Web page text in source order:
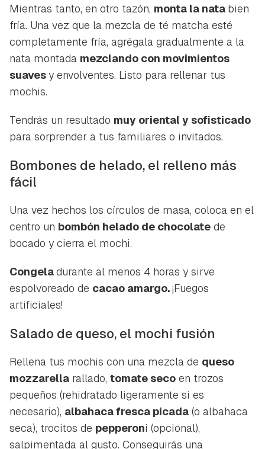
Mientras tanto, en otro tazón, monta la nata bien
fría. Una vez que la mezcla de té matcha esté
completamente fría, agrégala gradualmente a la
nata montada mezclando con movimientos
suavesy envolventes. Listo para rellenar tus
mochis.
Tendrás un resultado muy oriental y sofisticado
para sorprender a tus familiares o invitados.
Bombones de helado, el relleno más
fácil
Una vez hechos los círculos de masa, coloca en el
centro un bombón helado de chocolate de
bocado y cierra el mochi.
Congeladurante al menos 4 horas y sirve
espolvoreado de cacao amargo.¡Fuegos
artificiales!
Salado de queso, el mochi fusión
Rellena tus mochis con una mezcla de queso
mozzarella rallado, tomate seco en trozos
pequeños (rehidratado ligeramente si es
necesario), albahaca fresca picada (o albahaca
seca), trocitos de pepperoni (opcional),
salpimentada al gusto. Conseguirás una